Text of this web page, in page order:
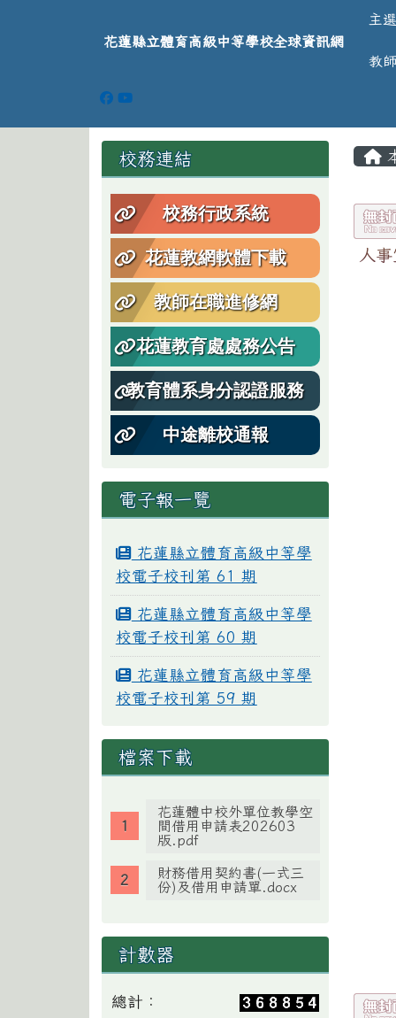
花蓮縣立體育高級中等
花蓮縣立體育高級中等學校全球資訊網
主
教
左邊區域內容
校務連結
校務行政系統
花蓮教網軟體下載
教師在職進修網
花蓮教育處處務公告
教育體系身分認證服務
中途離校通報
電子報一覽
花蓮縣立體育高級中等學
校電子校刊第 61 期
花蓮縣立體育高級中等學
校電子校刊第 60 期
花蓮縣立體育高級中等學
校電子校刊第 59 期
檔案下載
花蓮體中校外單位教學空
間借用申請表202603
版.pdf
財務借用契約書(一式三
份)及借用申請單.docx
計數器
總計：
主
人
頁尾區域